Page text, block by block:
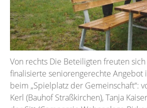
Von rechts Die Beteiligten freuten
finalisierte seniorengerechte Angebot
beim „Spielplatz der Gemeinschaft“:
Kerl (Bauhof Straßkirchen), Tanja